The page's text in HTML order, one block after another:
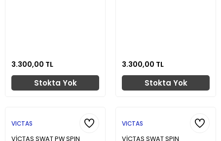
3.300,00 TL
Stokta Yok
3.300,00 TL
Stokta Yok
VICTAS
VİCTAS SWAT PW SPIN
VICTAS
VİCTAS SWAT SPIN